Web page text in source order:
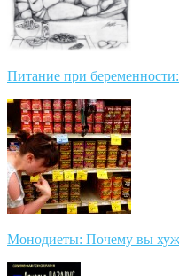
Питание при
Монодиеты: Почему вы